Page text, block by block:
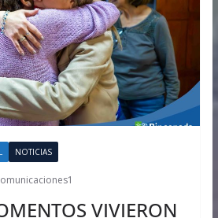
NOTICIAS
VIVIERON